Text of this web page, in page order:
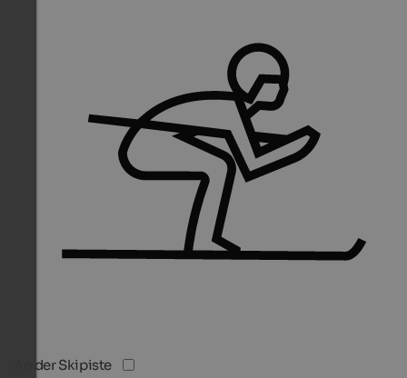
An der Skipiste